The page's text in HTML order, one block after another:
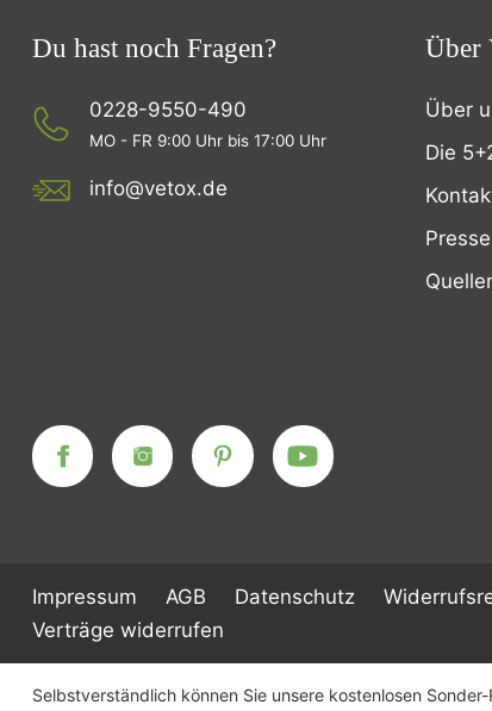
Du hast noch Fragen?
0228-9550-490
MO - FR 9:00 Uhr bis 17:00 Uhr
info@vetox.de
Über
Über
Die
Presse
Impressum AGB Datenschutz
Verträge widerrufen
Selbstverständlich können Sie unsere kostenlosen